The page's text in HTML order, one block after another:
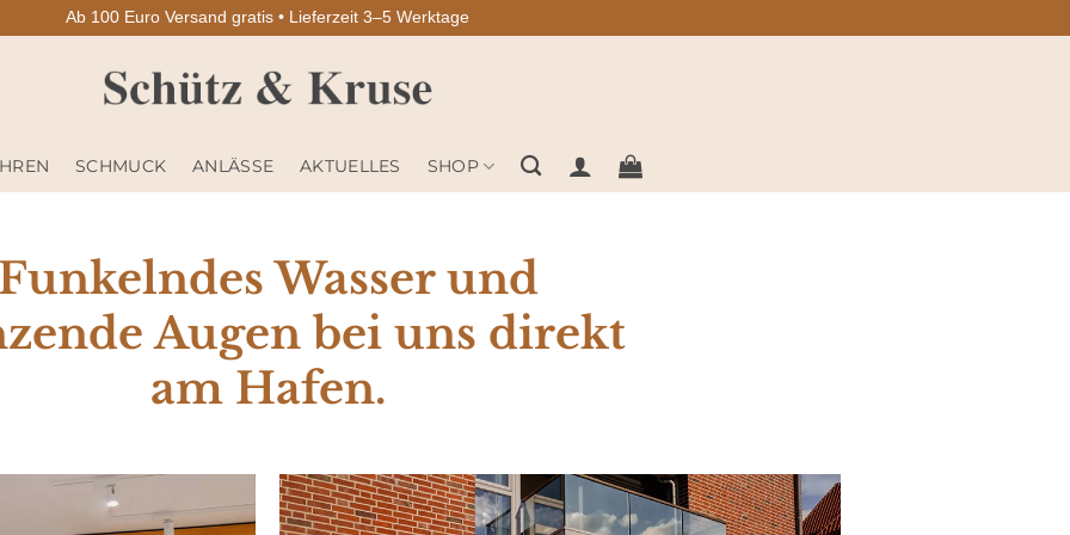
Ab 100 Euro Versand gratis • Lieferzeit 3–5 Werktage
SCHMUCK ANLÄSSE AKTUELLES SHOP
Funkelndes Wasser und
Augen bei uns direkt
am Hafen.